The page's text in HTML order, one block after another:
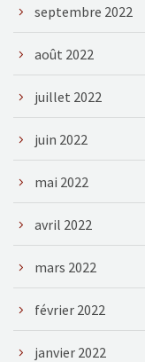
septembre 2022
août 2022
juillet 2022
juin 2022
mai 2022
avril 2022
mars 2022
février 2022
janvier 2022